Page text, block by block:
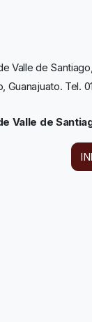
Valle de
Guanajuato. Tel.
Valle de